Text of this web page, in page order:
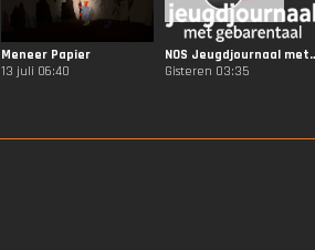
Meneer Papier
13 juli 06:40
NOS
Gisteren 03:35